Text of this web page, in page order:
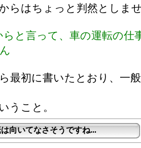
らはちょっと判然としま
らと言って、車の運転の仕
最初に書いたとおり、一
うこと。
向いてなさそうですね...